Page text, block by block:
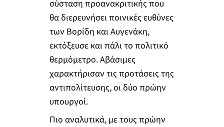
σύσταση προανακριτικής που
θα διερευνήσει ποινικές ευθύνες
των Βορίδη και Αυγενάκη,
εκτόξευσε και πάλι το πολιτικό
θερμόμετρο. Αβάσιμες
χαρακτήρισαν τις προτάσεις της
αντιπολίτευσης, οι δύο πρώην
υπουργοί.
Πιο αναλυτικά, με τους πρώην